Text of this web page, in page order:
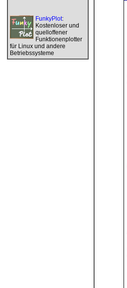
FunkyPlot:
Kostenloser und
quelloffener
Funktionenplotter
für Linux und andere
Betriebssysteme